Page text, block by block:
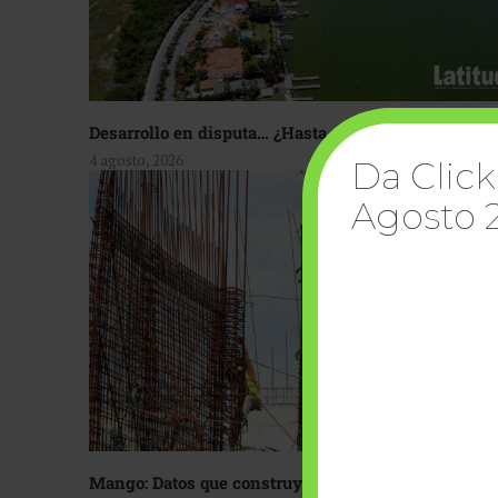
Desarrollo en disputa… ¿Hasta dónde crecer?
4 agosto, 2026
Mango: Datos que construyen confianza
Da
Agosto